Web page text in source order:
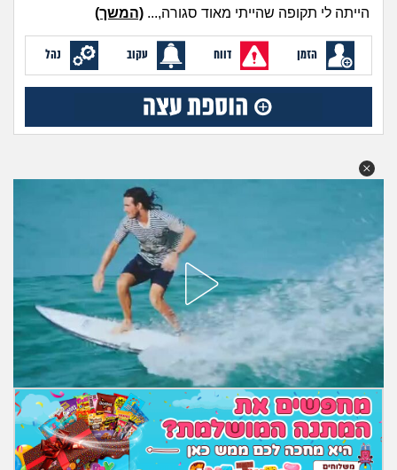
שומרים על הגוף
פיננסי וכלכלה
בין הסדינים
יוקר המחיה
גאווה
הייתה לי תקופה שהייתי מאוד סגורה,... (המשך)
הזמן דווח עקוב נהל